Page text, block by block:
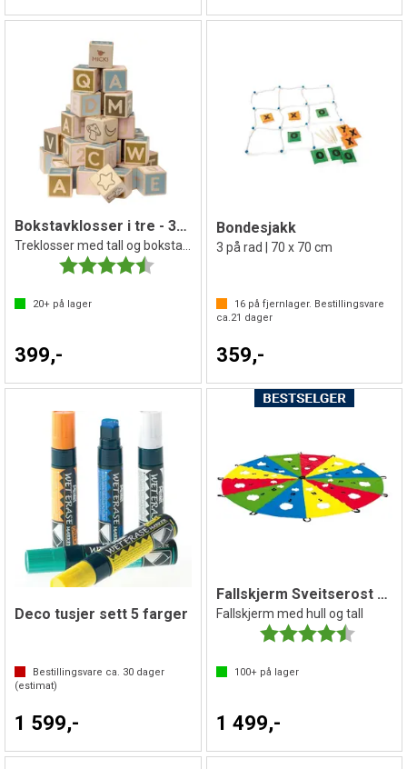
Bokstavklosser i tre - 36 stk
Treklosser med tall og bokstaver
Karakter:
4.6 av 5 mulige
20+ på lager
399,-
Bondesjakk
3 på rad | 70 x 70 cm
16på fjernlager. Bestillingsvare
ca.21 dager
359,-
Deco tusjer sett 5 farger
Bestillingsvare ca. 30 dager
(estimat)
1 599,-
Fallskjerm Sveitserost 3 m
Fallskjerm med hull og tall
Karakter:
100+på lager
1 499,-